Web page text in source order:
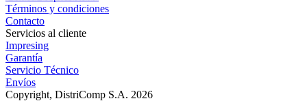
Términos y condiciones
Contacto
Servicios al cliente
Impresing
Garantía
Servicio Técnico
Envíos
Copyright, DistriComp S.A. 2026